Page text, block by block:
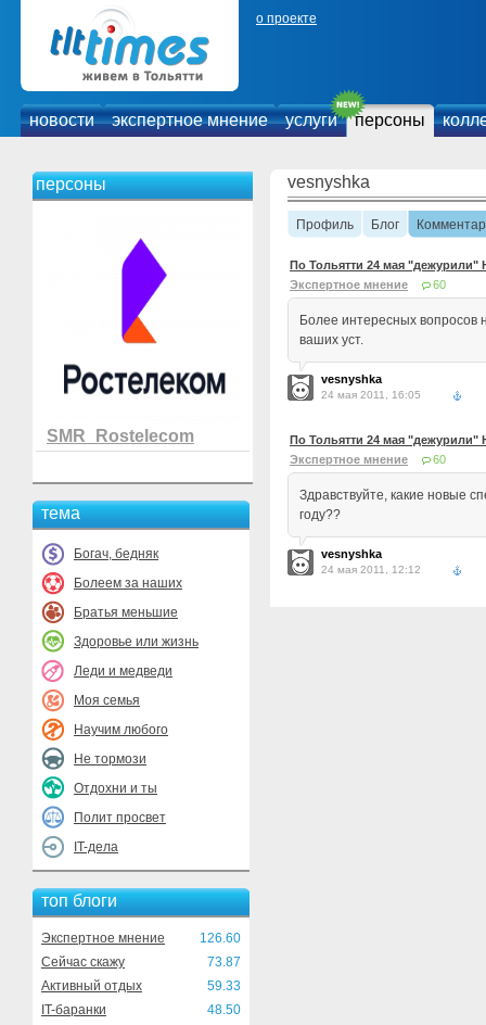
о проекте
новости экспертное мнение услуги персоны
персоны
SMR_Rostelecom
тема
Богач, бедняк
Болеем за наших
Братья меньшие
Здоровье или жизнь
Леди и медведи
Моя семья
Научим любого
Не тормози
Отдохни и ты
Полит просвет
IT-дела
топ блоги
Экспертное мнение
126.60
Сейчас скажу
73.87
Активный отдых
59.33
IT-баранки
48.50
vesnyshka
Профиль Блог
По Тольятти 24 мая "дежурили"
Экспертное мнение
60
Более интересных вопросов
ваших уст.
vesnyshka
24 мая 2011, 16:05
По Тольятти 24 мая "дежурили"
Экспертное мнение
60
Здравствуйте, какие новые
году??
vesnyshka
24 мая 2011, 12:12